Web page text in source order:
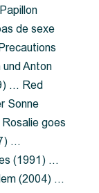
de sexe
Anton
… Red
Sonne
goes
…
(1991) …
(2004) …